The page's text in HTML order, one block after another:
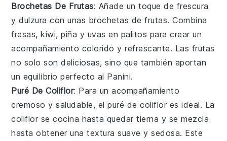
Brochetas De Frutas: Añade un toque de frescura
y dulzura con unas brochetas defrutas. Combina
fresas,kiwi,piña y uvas en palitos para crear un
acompañamiento colorido y refrescante. Las frutas
no solo son deliciosas, sino que también aportan
un equilibrio perfecto al Panini.
Puré De Coliflor: Para un acompañamiento
cremoso y saludable, elpuré decoliflor es ideal. La
coliflor se cocina hasta quedar tierna y se mezcla
hasta obtener una textura suave y sedosa. Este